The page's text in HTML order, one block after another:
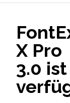
X Pro
3.0 ist